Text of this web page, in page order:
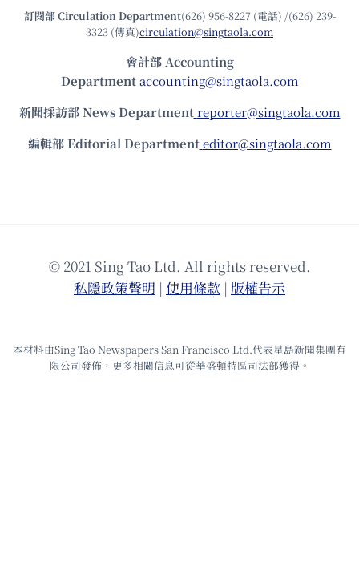
訂閱部 Circulation Department(626) 956-8227 (電話) /(626) 239-
3323 (傳真)circulation@singtaola.com
會計部 Accounting
Department accounting@singtaola.com
新聞採訪部 News Department reporter@singtaola.com
編輯部 Editorial Department editor@singtaola.com
© 2021 Sing Tao Ltd. All rights reserved.
私隱政策聲明 | 使⽤條款 | 版權告⽰
本材料由Sing Tao Newspapers San Francisco Ltd.代表星島新聞集團有
限公司發佈，更多相關信息可從華盛頓特區司法部獲得。